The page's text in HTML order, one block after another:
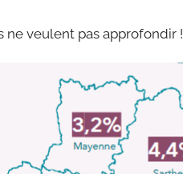
ne veulent pas approfondir !